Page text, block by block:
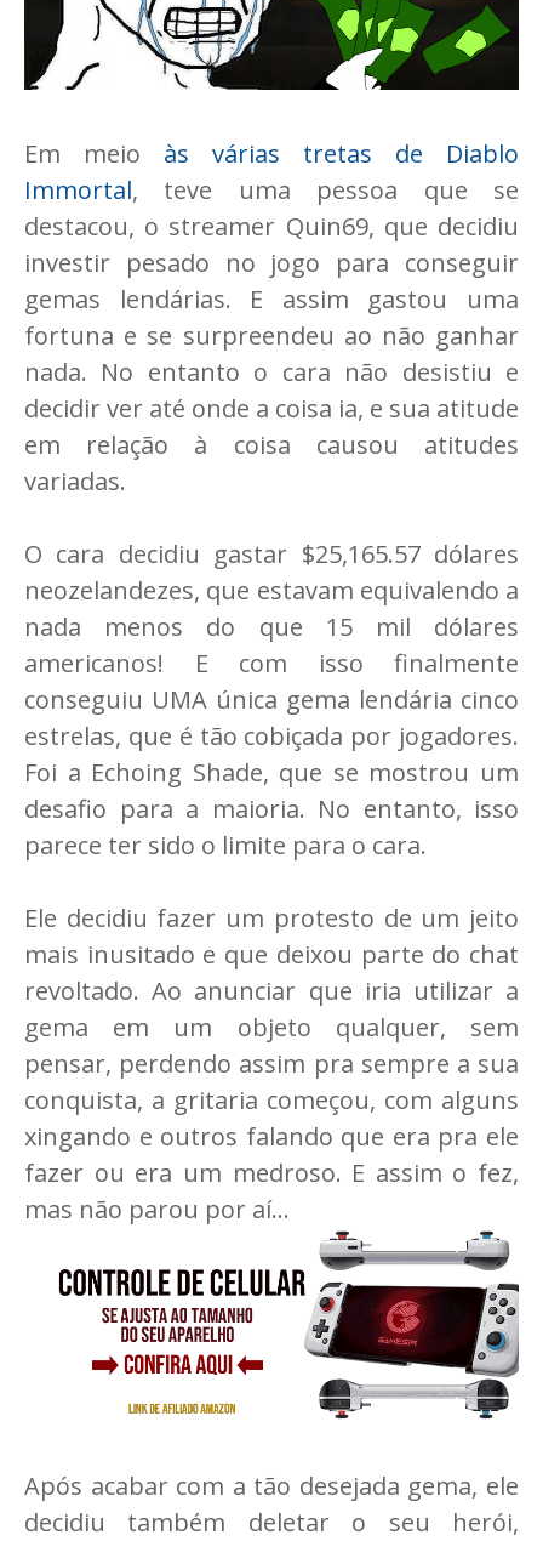
Em meio às várias tretas de Diablo
Immortal, teve uma pessoa que se
destacou, o streamer Quin69, que decidiu
investir pesado no jogo para conseguir
gemas lendárias. E assim gastou uma
fortuna e se surpreendeu ao não ganhar
nada. No entanto o cara não desistiu e
decidir ver até onde a coisa ia, e sua atitude
em relação à coisa causou atitudes
variadas.
O cara decidiu gastar $25,165.57 dólares
neozelandezes, que estavam equivalendo a
nada menos do que 15 mil dólares
americanos! E com isso finalmente
conseguiu UMA única gema lendária cinco
estrelas, que é tão cobiçada por jogadores.
Foi a Echoing Shade, que se mostrou um
desafio para a maioria. No entanto, isso
parece ter sido o limite para o cara.
Ele decidiu fazer um protesto de um jeito
mais inusitado e que deixou parte do chat
revoltado. Ao anunciar que iria utilizar a
gema em um objeto qualquer, sem
pensar, perdendo assim pra sempre a sua
conquista, a gritaria começou, com alguns
xingando e outros falando que era pra ele
fazer ou era um medroso. E assim o fez,
mas não parou por aí...
Após acabar com a tão desejada gema, ele
decidiu também deletar o seu herói,